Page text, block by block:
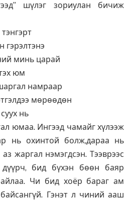
шүлэг зориулан бичиж
гэрэлтэнэ
минь царай
юм
намраар
мөрөөдөн
нь
юмаа. Ингээд чамайг хүлээж
нь охинтой болж,дараа нь
жаргал нэмэгдсэн. Тээврээс
дүүрч, бид бүхэн бөөн баяр
Чи бид хоёр бараг ам
Гэнэт л чиний ааш